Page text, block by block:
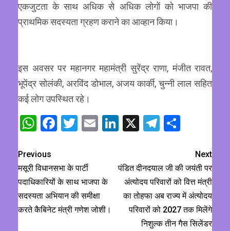
एकजुटता के साथ अधिक से अधिक लोगों को भाजपा की
प्राथमिक सदस्यता ग्रहण कराने का आव्हान किया।
इस अवसर पर महानगर महामंत्री सुरेंद्र राणा, मंजीत रावत,
भूपेंद्र सोलंकी, अरविंद डोभाल, अजय कार्की, चुन्नी लाल सहित
कई लोग उपस्थित रहे।
WhatsApp
Facebook
Twitter
EmailLinkedIn
X Telegram
Previous
मसूरी विधानसभा के पार्टी
पदाधिकारियों के साथ भाजपा के
सदस्यता अभियान की समीक्षा
करते कैबिनेट मंत्री गणेश जोशी।
Next
पंडित दीनदयाल जी की जयंती पर
अंत्योदय परिवारों को वित्त मंत्री
का तोहफा अब राज्य में अंत्योदय
परिवारों को 2027 तक मिलेंगे
निशुल्क तीन गैस सिलेंडर